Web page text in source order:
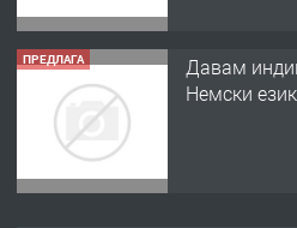
ПРЕДЛАГА
Давам
Немски език